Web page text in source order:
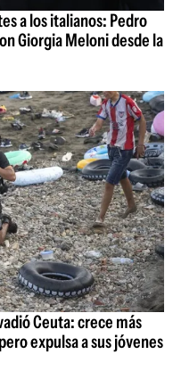
a los italianos: Pedro
Giorgia Meloni desde la
Ceuta: crece más
expulsa a sus jóvenes